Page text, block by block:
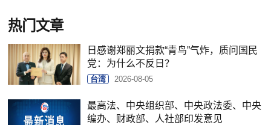
热门文章
日感谢郑丽文捐款“青鸟”气炸，质问国民
党：为什么不反日？
台湾 2026-08-05
最高法、中央组织部、中央政法委、中央
编办、财政部、人社部印发意见